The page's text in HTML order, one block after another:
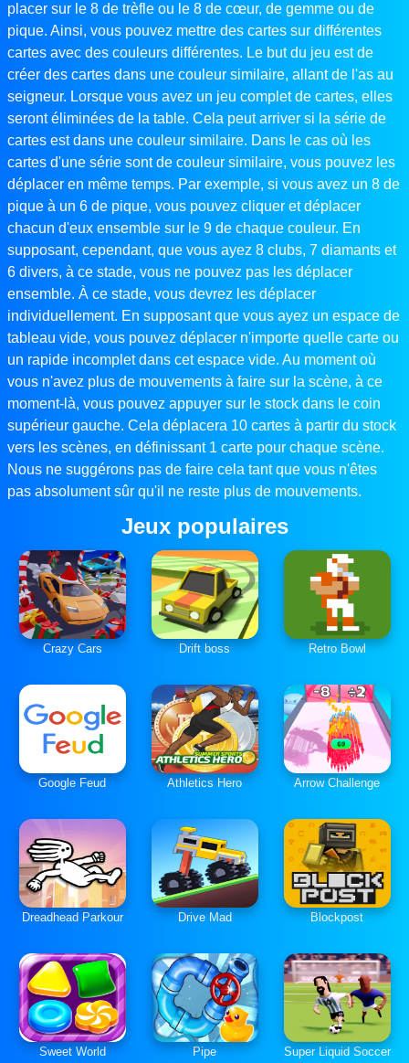
placer sur le 8 de trèfle ou le 8 de cœur, de gemme ou de
pique. Ainsi, vous pouvez mettre des cartes sur différentes
cartes avec des couleurs différentes. Le but du jeu est de
créer des cartes dans une couleur similaire, allant de l'as au
seigneur. Lorsque vous avez un jeu complet de cartes, elles
seront éliminées de la table. Cela peut arriver si la série de
cartes est dans une couleur similaire. Dans le cas où les
cartes d'une série sont de couleur similaire, vous pouvez les
déplacer en même temps. Par exemple, si vous avez un 8 de
pique à un 6 de pique, vous pouvez cliquer et déplacer
chacun d'eux ensemble sur le 9 de chaque couleur. En
supposant, cependant, que vous ayez 8 clubs, 7 diamants et
6 divers, à ce stade, vous ne pouvez pas les déplacer
ensemble. À ce stade, vous devrez les déplacer
individuellement. En supposant que vous ayez un espace de
tableau vide, vous pouvez déplacer n'importe quelle carte ou
un rapide incomplet dans cet espace vide. Au moment où
vous n'avez plus de mouvements à faire sur la scène, à ce
moment-là, vous pouvez appuyer sur le stock dans le coin
supérieur gauche. Cela déplacera 10 cartes à partir du stock
vers les scènes, en définissant 1 carte pour chaque scène.
Nous ne suggérons pas de faire cela tant que vous n'êtes
pas absolument sûr qu'il ne reste plus de mouvements.
Jeux populaires
Crazy Cars Drift boss Retro Bowl
Google Feud Athletics Hero Arrow Challenge
Dreadhead Parkour Drive Mad Blockpost
Sweet World Pipe Super Liquid Soccer